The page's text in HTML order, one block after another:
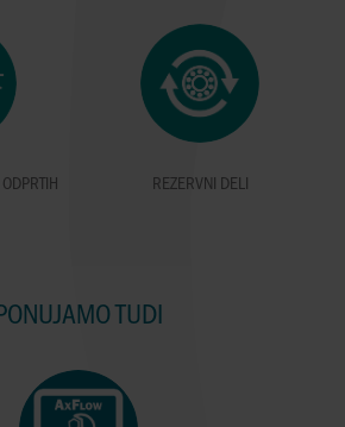
REZERVNI DELI
TUDI